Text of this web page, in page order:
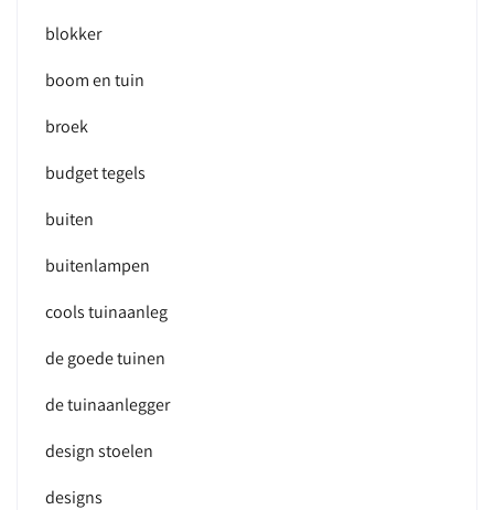
blokker
boom en tuin
broek
budget tegels
buiten
buitenlampen
cools tuinaanleg
de goede tuinen
de tuinaanlegger
design stoelen
designs